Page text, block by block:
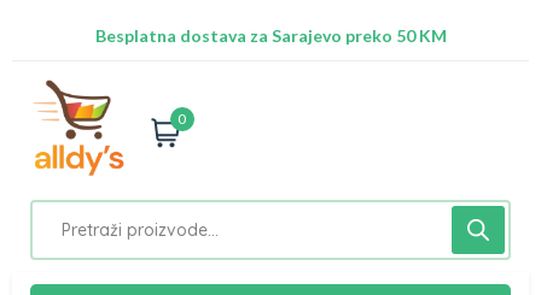
Besplatna dostava za Sarajevo preko 50 KM
0